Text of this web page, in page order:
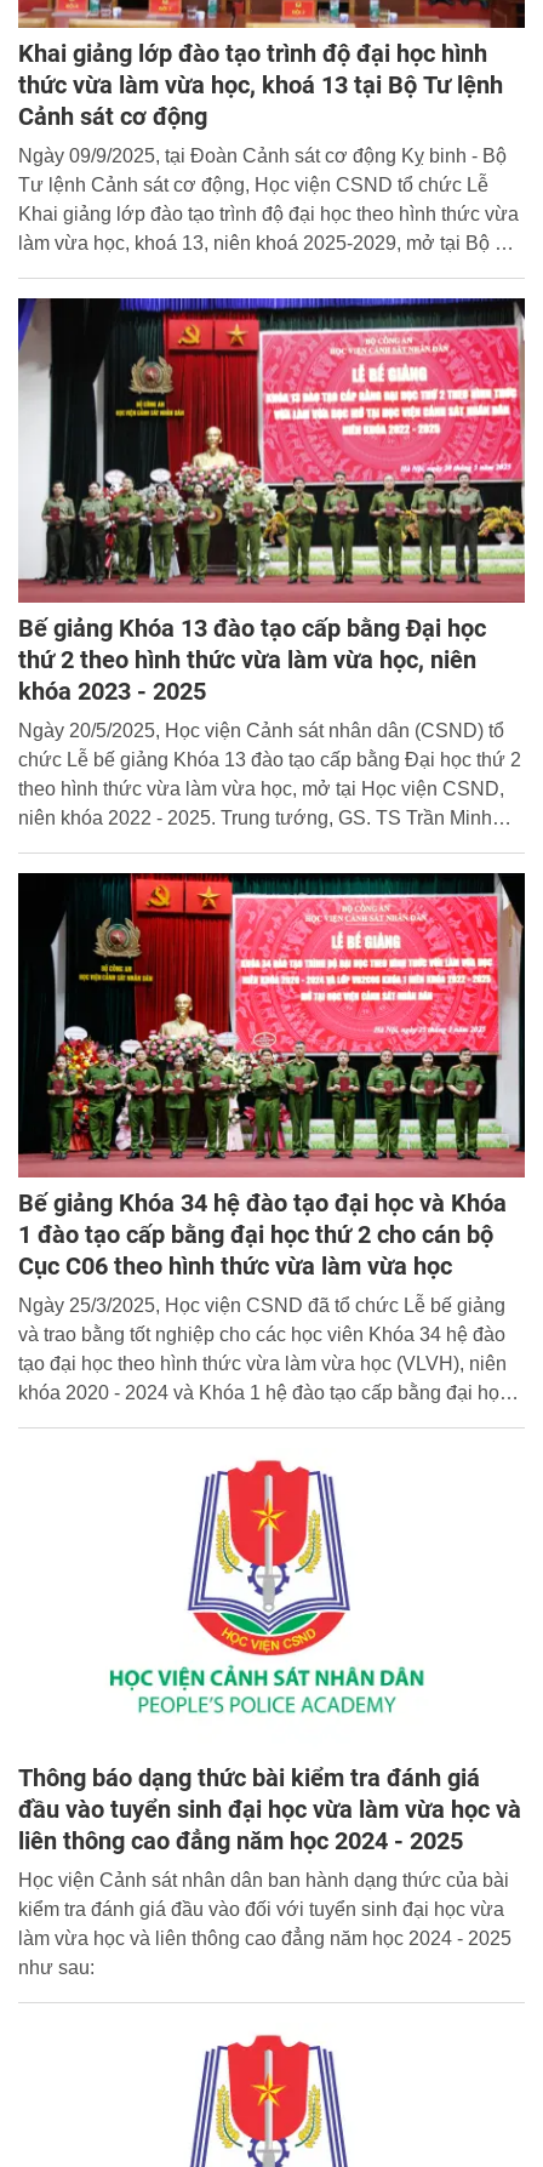
Khai giảng lớp đào tạo trình độ đại học hình
thức vừa làm vừa học, khoá 13 tại Bộ Tư lệnh
Cảnh sát cơ động
Ngày 09/9/2025, tại Đoàn Cảnh sát cơ động Kỵ binh - Bộ
Tư lệnh Cảnh sát cơ động, Học viện CSND tổ chức Lễ
Khai giảng lớp đào tạo trình độ đại học theo hình thức vừa
làm vừa học, khoá 13, niên khoá 2025-2029, mở tại Bộ Tư
Phó Giám đốc Học viện CSND dự và phát biểu chỉ đạo tại
buổi lễ.
Bế giảng Khóa 13 đào tạo cấp bằng Đại học
thứ 2 theo hình thức vừa làm vừa học, niên
khóa 2023 - 2025
Ngày 20/5/2025, Học viện Cảnh sát nhân dân (CSND) tổ
chức Lễ bế giảng Khóa 13 đào tạo cấp bằng Đại học thứ 2
theo hình thức vừa làm vừa học, mở tại Học viện CSND,
niên khóa 2022 - 2025. Trung tướng, GS. TS Trần Minh
Bế giảng Khóa 34 hệ đào tạo đại học và Khóa
1 đào tạo cấp bằng đại học thứ 2 cho cán bộ
Cục C06 theo hình thức vừa làm vừa học
Ngày 25/3/2025, Học viện CSND đã tổ chức Lễ bế giảng
và trao bằng tốt nghiệp cho các học viên Khóa 34 hệ đào
tạo đại học theo hình thức vừa làm vừa học (VLVH), niên
khóa 2020 - 2024 và Khóa 1 hệ đào tạo cấp bằng đại học
Thông báo dạng thức bài kiểm tra đánh giá
đầu vào tuyển sinh đại học vừa làm vừa học và
liên thông cao đẳng năm học 2024 - 2025
Học viện Cảnh sát nhân dân ban hành dạng thức của bài
kiểm tra đánh giá đầu vào đối với tuyển sinh đại học vừa
làm vừa học và liên thông cao đẳng năm học 2024 - 2025
như sau: